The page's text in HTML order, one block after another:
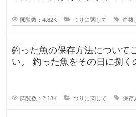
閲覧数：4.82K つりに関して 血抜
釣った魚の保存方法について
い。 釣った魚をその日に捌く
閲覧数：2.18K つりに関して 保存